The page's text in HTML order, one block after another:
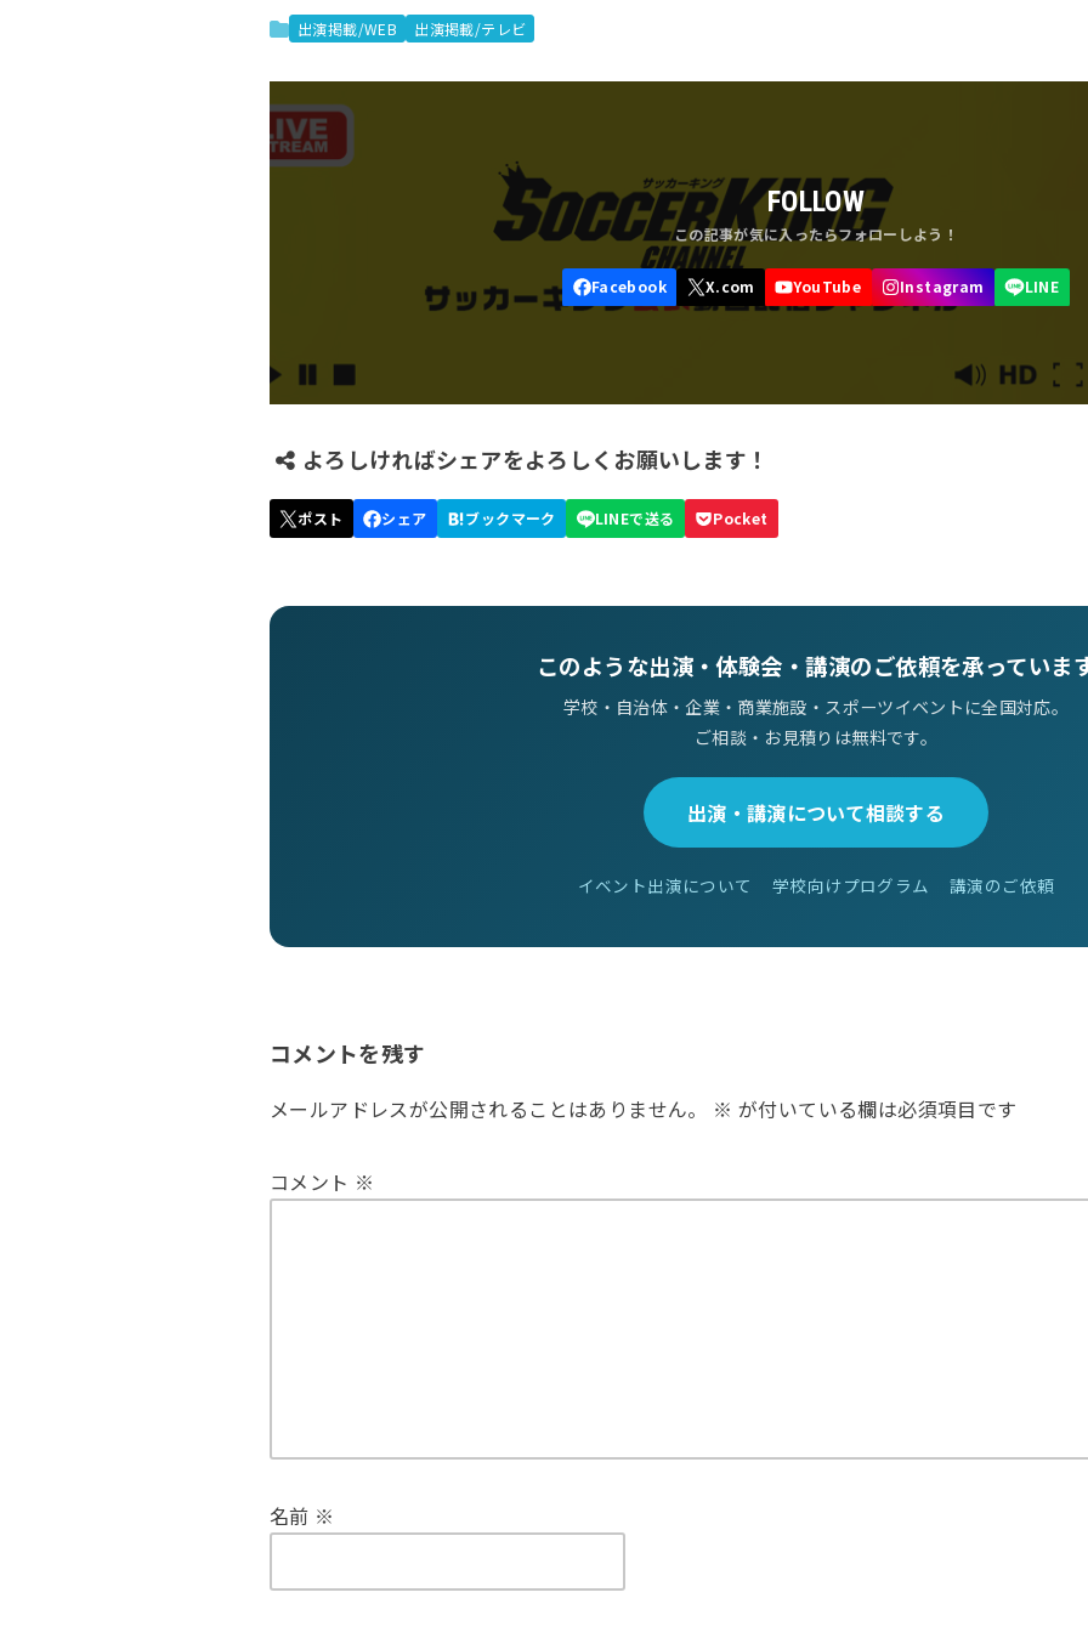
出演掲載/WEB 出演掲載/テレビ
FOLLOW
よろしければシェアをよろしくお願いします！
このような出演・体験会・講演のご依頼を承っていま
学校・自治体・企業・商業施設・スポーツイベントに全国対応。
ご相談・お見積りは無料です。
出演・講演について相談する
イベント出演について 学校向けプログラム 講演のご依頼
コメントを残す
メールアドレスが公開されることはありません。 ※ が付いている欄は必須項目です
コメント ※
名前 ※